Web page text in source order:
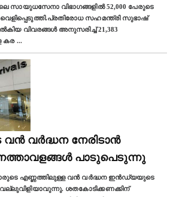
സായുധസേനാ വിഭാഗങ്ങളിൽ 52,000 പേരുടെ
സഹമന്ത്രി സുഭാഷ്
വിവരങ്ങൾ അനുസരിച്ച് 21,383
കര ...
വൻ വര്‍ദ്ധന നേരിടാൻ
പാടുപെടുന്നു
എണ്ണത്തിലുള്ള വൻ വർദ്ധന ഇൻഡ്യയുടെ
ശതകോടിക്കണക്കിന്